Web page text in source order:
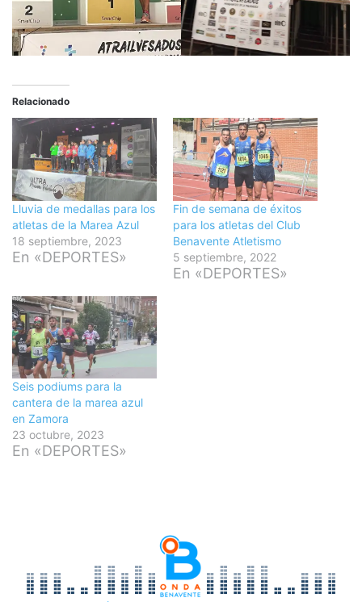
Relacionado
Lluvia de medallas para los
atletas de la Marea Azul
18 septiembre, 2023
En «DEPORTES»
Fin de semana de éxitos
para los atletas del Club
Benavente Atletismo
5 septiembre, 2022
En «DEPORTES»
Seis podiums para la
cantera de la marea azul
en Zamora
23 octubre, 2023
En «DEPORTES»